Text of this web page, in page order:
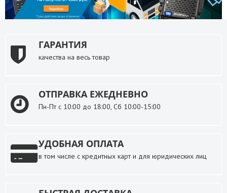
ГАРАНТИЯ
качества на весь товар
ОТПРАВКА ЕЖЕДНЕВНО
Пн-Пт с 10:00 до 18:00, Сб 10:00-15:00
УДОБНАЯ ОПЛАТА
в том числе с кредитных карт и для юридических лиц